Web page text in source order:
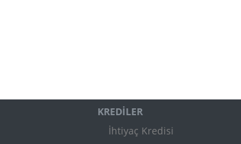
KREDİLER
İhtiyaç Kredisi